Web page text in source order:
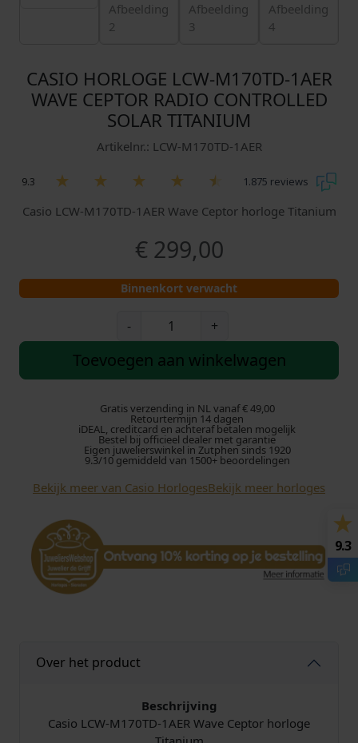
CASIO HORLOGE LCW-M170TD-1AER
WAVE CEPTOR RADIO CONTROLLED
SOLAR TITANIUM
Artikelnr.: LCW-M170TD-1AER
9.3 1.875 reviews
Casio LCW-M170TD-1AER Wave Ceptor horloge Titanium
€299,00
Binnenkort verwacht
-
s
h
o
r
l
g
C
W
T
1
+
Toevoegen aan winkelwagen
Gratis verzending in NL vanaf € 49,00
Retourtermijn 14 dagen
iDEAL, creditcard en achteraf betalen mogelijk
Bestel bij officieel dealer met garantie
Eigen juwelierswinkel in Zutphen sinds 1920
9.3/10 gemiddeld van 1500+ beoordelingen
Bekijk meer van Casio HorlogesBekijk meer horloges
Over het product
Beschrijving
Casio LCW-M170TD-1AER Wave Ceptor horloge
9.3